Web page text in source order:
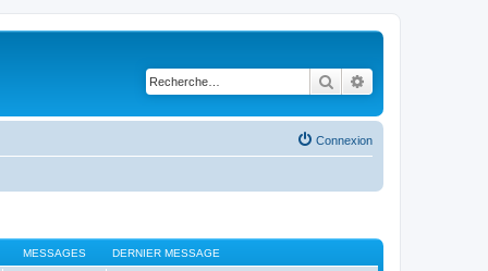
Rechercher
Connexion
MESSAGES DERNIER MESSAGE